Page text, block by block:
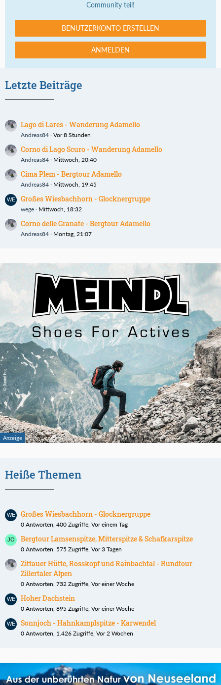
Community teil!
BENUTZERKONTO ERSTELLEN
ANMELDEN
Letzte Beiträge
Lago di Lares - Wanderung Adamello
Andreas84 Vor 8 Stunden
Corno di Lago Scuro - Wanderung Adamello
Andreas84 Mittwoch, 20:40
Cima Plem - Bergtour Adamello
Andreas84 Mittwoch, 19:45
Großes Wiesbachhorn - Glocknergruppe
wege Mittwoch, 18:32
Corno delle Granate - Bergtour Adamello
Andreas84 Montag, 21:07
Heiße Themen
Großes Wiesbachhorn - Glocknergruppe
0 Antworten, 400 Zugriffe, Vor einem Tag
Bergtour Lamsenspitze, Mitterspitze & Schafkarspitze
0 Antworten, 575 Zugriffe, Vor 3 Tagen
Zittauer Hütte, Rosskopf und Rainbachtal - Rundtour
Zillertaler Alpen
0 Antworten, 732 Zugriffe, Vor einer Woche
Hoher Dachstein
0 Antworten, 895 Zugriffe, Vor einer Woche
Sonnjoch - Hahnkamplspitze - Karwendel
0 Antworten, 1.426 Zugriffe, Vor 2 Wochen